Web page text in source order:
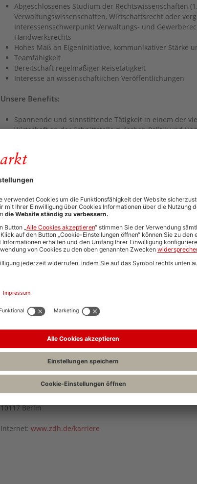
Abgeschlossenes Studium der Rechtswissenschaften
Verwaltungswissenschaften, Wirtschaftsrecht oder
Interessensschwerpunkt Verwaltungs- und
Handwerksrechts
Hohes Maß an Eigeninitiative, kommunikativer Stärke
Teamfähigkeit
Bereitschaft regelmäßiger Reisetätigkeit
Interesse an wissenschaftlichen Veröffentlichungen
Unsere Benefits:
Spannende und sinnstiftende Tätigkeit in einem der
Wirtschaft an der Schnittstelle zwischen Politik und
Möglichkeit zur mobilen Arbeit an 2 Tagen pro Woche
31 Tage Urlaub + zusätzlich frei an Weihnachten und
Betriebliche Altersversorgung
Mitarbeiterrabatte (Corporate Benefits)
Angebote zur Förderung der Work-Life-Balance (wie
Klingt nach einem Match? Dann freuen wir uns auf Ihre
Unterlagen bitte auf Vollständigkeit, sodass wir einen
Ihren vollständigen Bewerbungsunterlagen zählen:
Lebenslauf
Abschluss- und Arbeitszeugnisse
weitere Qualifikationsnachweise
Bei Fragen wenden Sie sich gern an Herrn Mohamed
030-20619-204
Zentralverband des Deutschen Handwerks (ZDH)
10117 Berlin
Internet: www.zdh.de/karriere